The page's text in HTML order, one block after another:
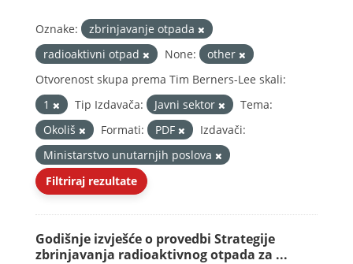
Oznake:
zbrinjavanje otpada
radioaktivni otpad
None:
other
Otvorenost skupa prema Tim Berners-Lee skali:
1
Tip Izdavača: Javni sektor
Tema:
Okoliš
Formati: PDF
Izdavači:
Ministarstvo unutarnjih poslova
Filtriraj rezultate
Godišnje izvješće o provedbi Strategije
zbrinjavanja radioaktivnog otpada za ...